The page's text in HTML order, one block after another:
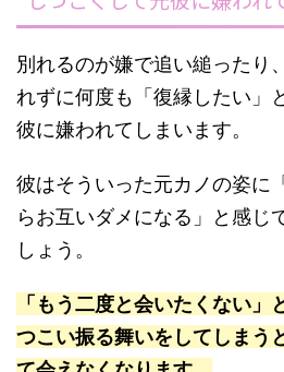
別れるのが嫌で追い縋ったり
れずに何度も「復縁したい」
彼に嫌われてしまいます。
彼はそういった元カノの姿に
らお互いダメになる」と感じ
しょう。
「もう二度と会いたくない」
つこい振る舞いをしてしまう